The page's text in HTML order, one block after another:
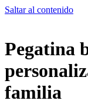
Saltar al contenido
Pegatina
familia